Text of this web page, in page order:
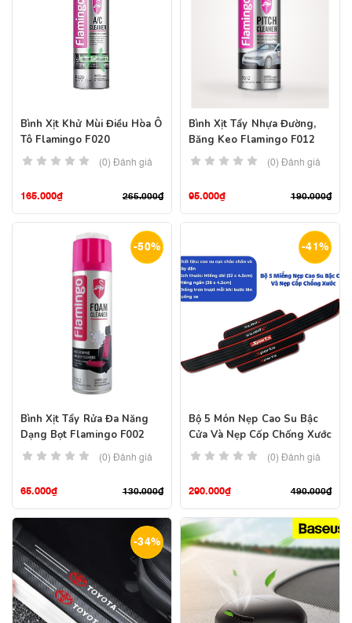
Bình Xịt Khử Mùi Điều Hòa Ô
Tô Flamingo F020
(0) Đánh giá
265.000₫
165.000₫
Bình Xịt Tẩy Nhựa Đường,
Băng Keo Flamingo F012
(0) Đánh giá
190.000₫
95.000₫
-50%
Bình Xịt Tẩy Rửa Đa Năng
Dạng Bọt Flamingo F002
(0) Đánh giá
130.000₫
65.000₫
-41%
Bộ 5 Món Nẹp Cao Su Bậc
Cửa Và Nẹp Cốp Chống Xước
(0) Đánh giá
490.000₫
290.000₫
-34%